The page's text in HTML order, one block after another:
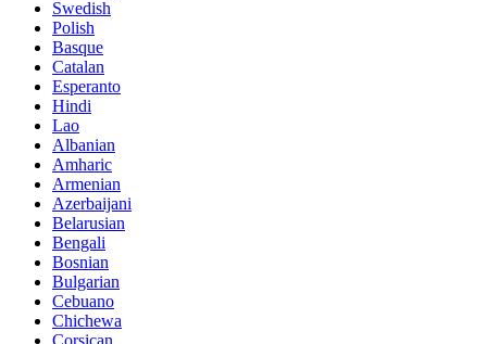
Swedish
Polish
Basque
Catalan
Esperanto
Hindi
Lao
Albanian
Amharic
Armenian
Azerbaijani
Belarusian
Bengali
Bosnian
Bulgarian
Cebuano
Chichewa